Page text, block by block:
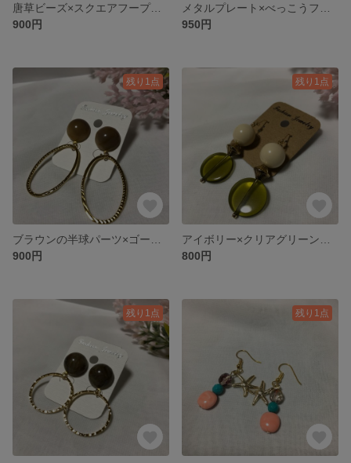
唐草ビーズ×スクエアフープのピアス
900円
950円
残り1点
900円
残り1点
800円
残り1点 残り1点